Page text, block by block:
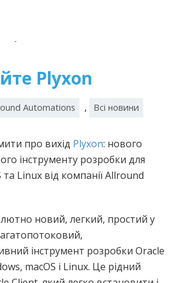
-
Plyxon
Automations , Всі новини
про вихід Plyxon: нового
інструменту розробки для
Linux від компанії Allround
новий, легкий, простий у
інструмент розробки Oracle
macOS і Linux. Це рідний